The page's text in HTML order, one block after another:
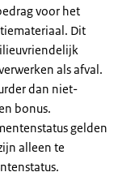
voor het
Dit
als afval.
dan niet-
bonus.
gelden
alleen te